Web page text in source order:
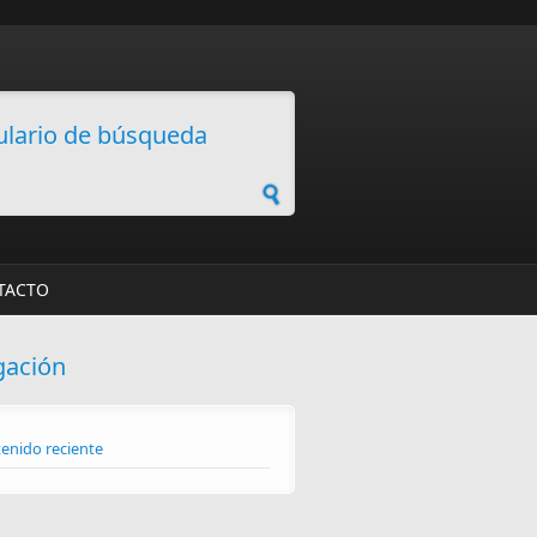
de búsqueda
reciente